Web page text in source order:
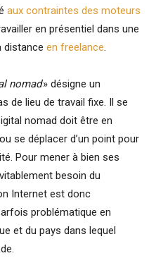
aux contraintes des moteurs
en présentiel dans une
distance en freelance.
nomad» désigne un
de lieu de travail fixe. Il se
nomad doit être en
se déplacer d’un point pour
Pour mener à bien ses
besoin du
Internet est donc
problématique en
et du pays dans lequel